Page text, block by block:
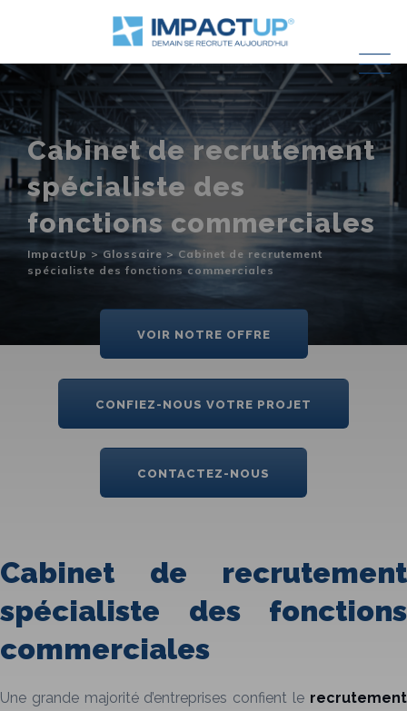
Cabinet de recrutement
spécialiste des
fonctions commerciales
ImpactUp > Glossaire > Cabinet de recrutement
spécialiste des fonctions commerciales
VOIR NOTRE OFFRE
CONFIEZ-NOUS VOTRE PROJET
CONTACTEZ-NOUS
Cabinet de recrutement
spécialiste des fonctions
commerciales
Une grande majorité d’entreprises confient le recrutement